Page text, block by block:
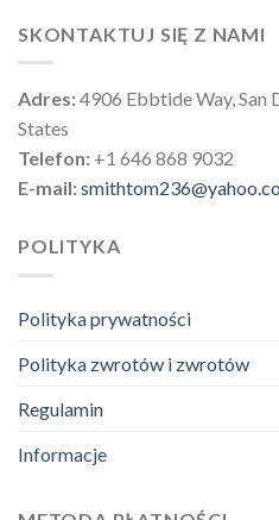
SKONTAKTUJ SIĘ Z NAMI
Adres:4906 Ebbtide Way, San
States
Telefon: +1 646 868 9032
E-mail:
POLITYKA
Polityka prywatności
Polityka zwrotów i zwrotów
Regulamin
Informacje